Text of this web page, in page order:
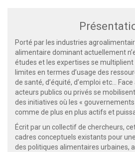
Porté par les industries
alimentaire dominant actuellement
études et les expertises se
limites en termes d’usage des
de santé, d’équité, d’emploi etc…
acteurs publics ou privés se
des initiatives où les «
comme de plus en plus actifs et
Écrit par un collectif de chercheurs,
cadres conceptuels existants pour
des politiques alimentaires urbaines,